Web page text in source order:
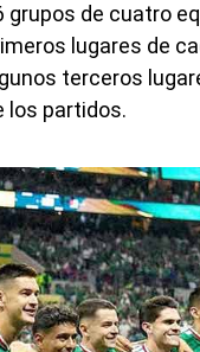
grupos de cuatro
lugares de
terceros
los partidos.